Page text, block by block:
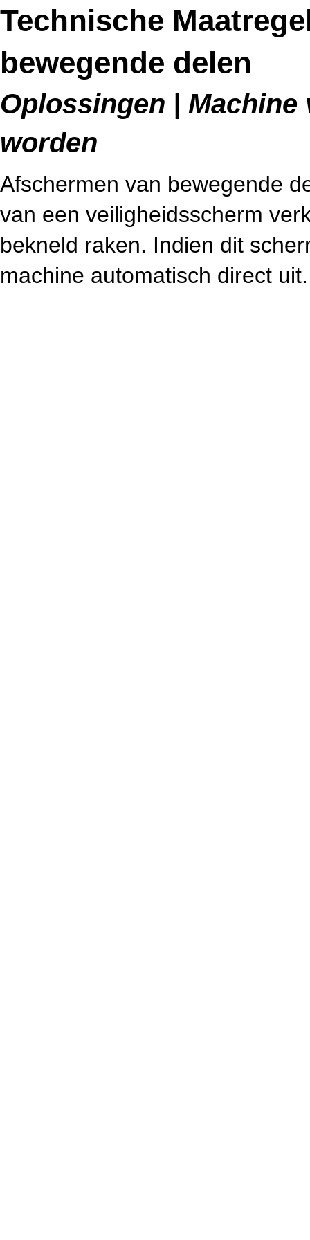
Technische
bewegende delen
Oplossingen |
worden
Afschermen van bewegende
van een veiligheidsscherm
bekneld raken. Indien dit
machine automatisch direct uit.